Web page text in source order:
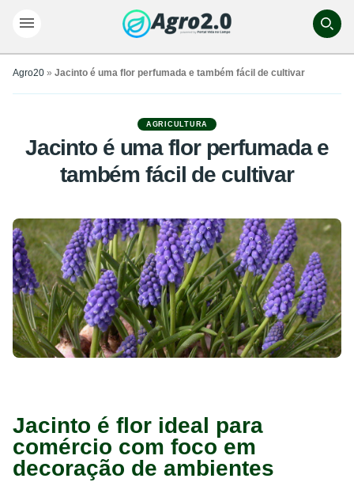
Agro20 » Jacinto é uma flor perfumada e também fácil de cultivar
AGRICULTURA
Jacinto é uma flor perfumada e
também fácil de cultivar
Jacinto é flor ideal para
comércio com foco em
decoração de ambientes